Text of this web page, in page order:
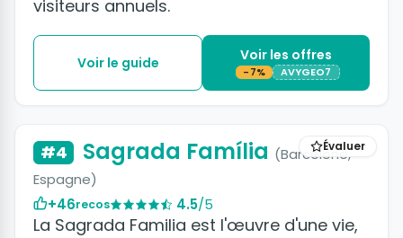
visiteurs annuels.
Voir le guide Voir les offres
-7% AVYGEO7
Évaluer
#4 Sagrada Família (Barcelone,
Espagne)
+46recos 4.5/5
La Sagrada Familia est l'œuvre d'une vie,